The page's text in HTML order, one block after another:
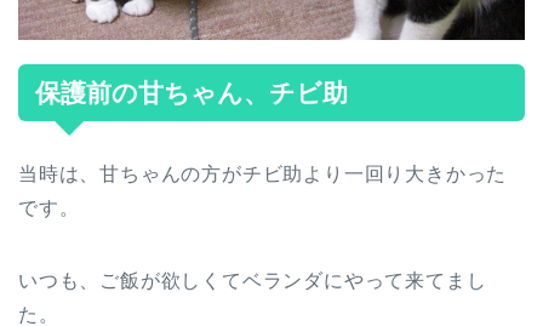
保護前の甘ちゃん、チビ助
当時は、甘ちゃんの方がチビ助より一回り大きかった
です。
いつも、ご飯が欲しくてベランダにやって来てまし
た。